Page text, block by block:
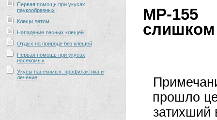
Первая помощь при укусах
паукообразных
Клещи летом
Нападение лесных клещей
Отдых на природе без клещей
Первая помощь при укусах
насекомых
Укусы насекомых: профилактика и
лечение
МР-
слишком
прошло
затихший